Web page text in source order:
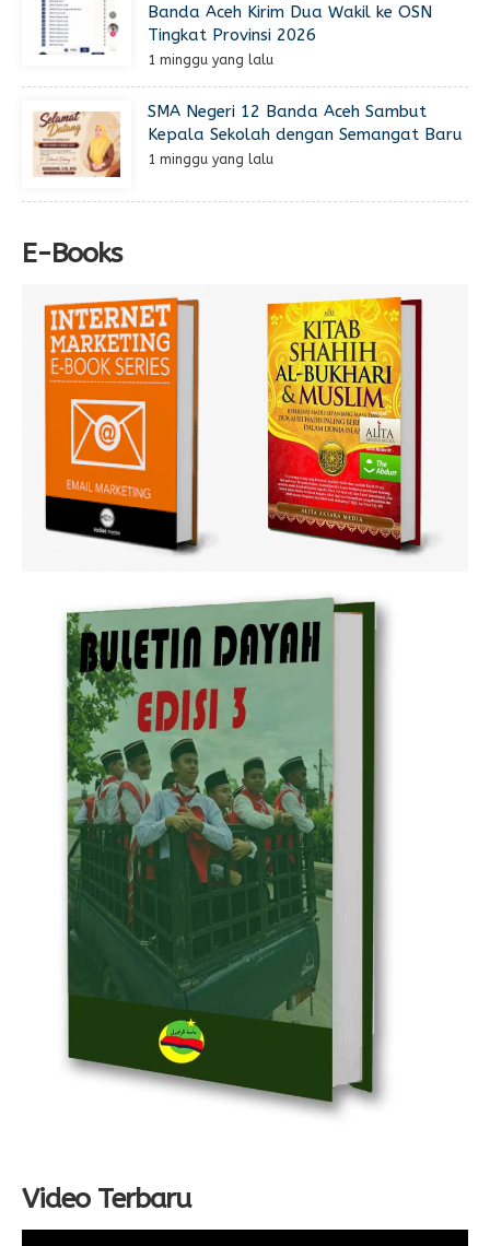
Banda Aceh Kirim Dua Wakil ke OSN
Tingkat Provinsi 2026
1 minggu yang lalu
SMA Negeri 12 Banda Aceh Sambut
Kepala Sekolah dengan Semangat Baru
1 minggu yang lalu
E-Books
Video Terbaru